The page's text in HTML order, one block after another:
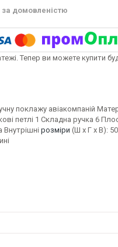
за домовленістю
Тепер ви можете купити
поклажу авіакомпаній
петлі 1 Складна ручка 6
Внутрішні розміри (Ш x Г x В):